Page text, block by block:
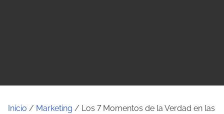
Inicio / Marketing / Los 7 Momentos de la Verdad en las